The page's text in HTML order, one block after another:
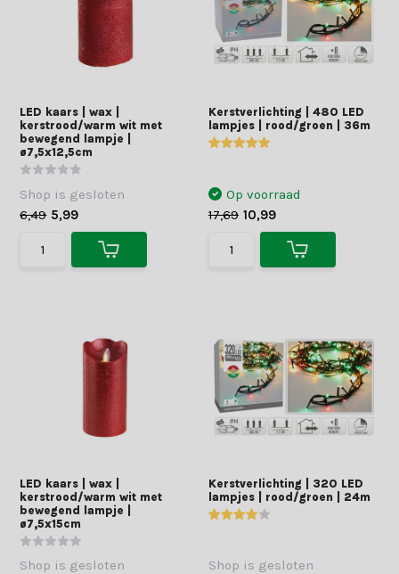
LED kaars | wax |
kerstrood/warm wit met
bewegend lampje |
ø7,5x12,5cm
Shop is gesloten
6,49 5,99
Kerstverlichting | 480 LED
lampjes | rood/groen | 36m
Op voorraad
17,69 10,99
LED kaars | wax |
kerstrood/warm wit met
bewegend lampje |
ø7,5x15cm
Shop is gesloten
Kerstverlichting | 320 LED
lampjes | rood/groen | 24m
Shop is gesloten